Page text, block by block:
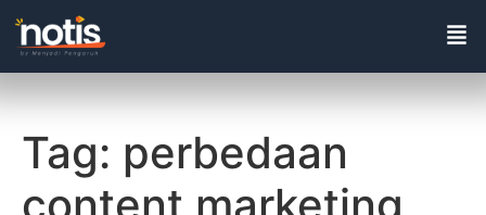
Tag: perbedaan
content marketing